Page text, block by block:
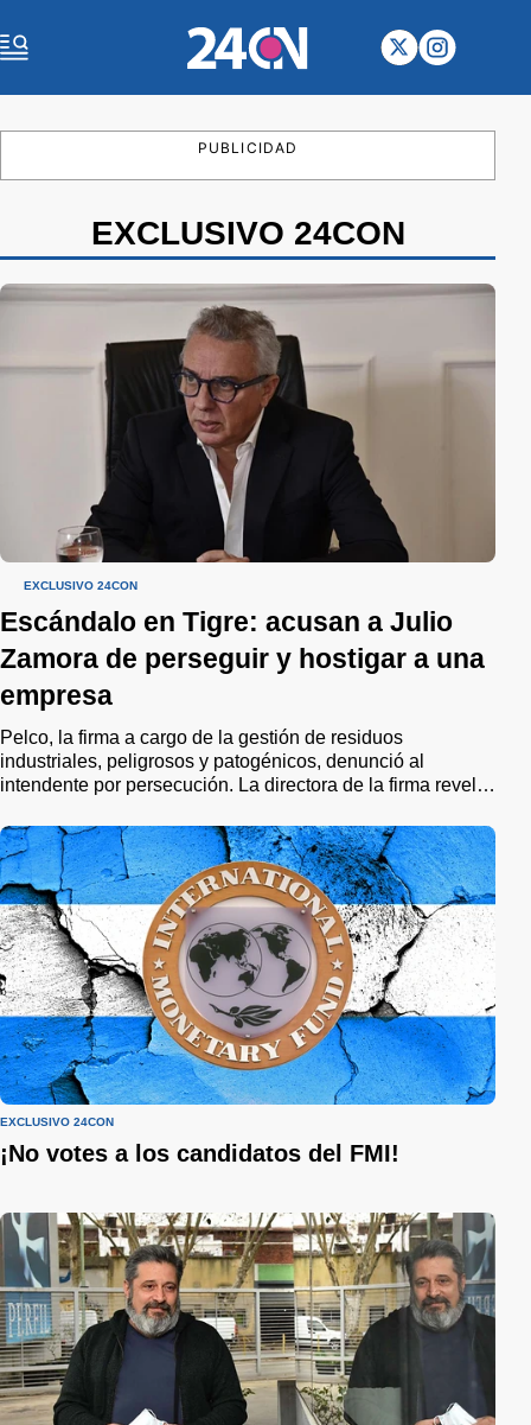
PUBLICIDAD
EXCLUSIVO 24CON
EXCLUSIVO 24CON
Escándalo en Tigre: acusan a Julio
Zamora de perseguir y hostigar a una
empresa
Pelco, la firma a cargo de la gestión de residuos
industriales, peligrosos y patogénicos, denunció al
intendente por persecución. La directora de la firma reveló
EXCLUSIVO 24CON
¡No votes a los candidatos del FMI!